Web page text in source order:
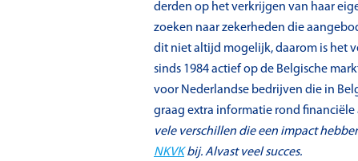
derden op het verkrijgen van haar
zoeken naar zekerheden die
dit niet altijd mogelijk, daarom is het
sinds 1984 actief op de Belgische
voor Nederlandse bedrijven die in
graag extra informatie rond financiële
vele verschillen die een impact
NKVKbij. Alvast veel succes.